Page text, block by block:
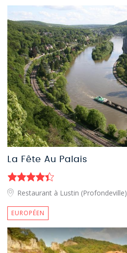
La Fête Au Palais
Restaurant à Lustin (Profondeville)
EUROPÉEN